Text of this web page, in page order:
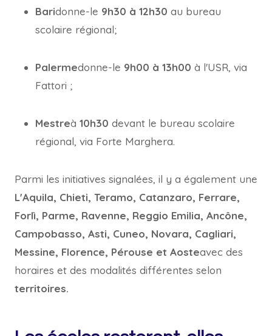
Baridonne-le 9h30 à 12h30 au bureau
scolaire régional;
Palermedonne-le 9h00 à 13h00 à l'USR, via
Fattori ;
Mestreà 10h30 devant le bureau scolaire
régional, via Forte Marghera.
Parmi les initiatives signalées, il y a également une
L'Aquila, Chieti, Teramo, Catanzaro, Ferrare,
Forlì, Parme, Ravenne, Reggio Emilia, Ancône,
Campobasso, Asti, Cuneo, Novara, Cagliari,
Messine, Florence, Pérouse et Aosteavec des
horaires et des modalités différentes selon
territoires.